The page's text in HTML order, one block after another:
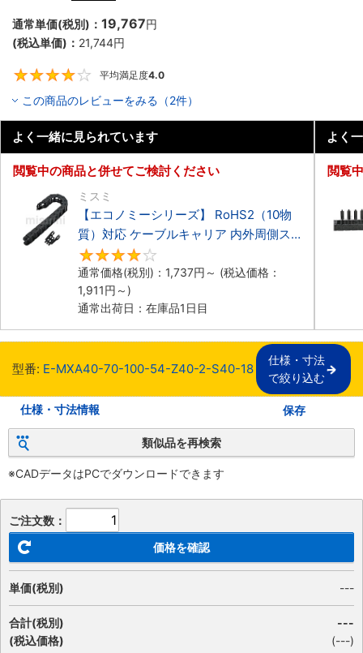
通常単価(税別)： 19,767円
(税込単価)： 21,744円
平均満足度4.0
この商品のレビューをみる（2件）
よく一緒に見られています
閲覧中の商品と併せてご検討ください
ミスミ
【エコノミーシリーズ】 RoHS2（10物
質）対応 ケーブルキャリア 内外周側ス
ナップ開閉タイプ
通常価格(税別)： 1,737円 ～ (税込価格：
1,911円 ～)
通常出荷日：在庫品1日目
よく
閲覧
型番: E-MXA40-70-100-54-Z40-2-S40-18
仕様・寸法
で絞り込む
仕様・寸法情報 保存
類似品を再検索
※CADデータはPCでダウンロードできます
ご注文数：
価格を確認
単価(税別) ---
合計(税別)
(税込価格)
---
(---)